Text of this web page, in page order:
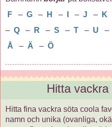
F
– G – H – – J – K
– Q – R – S – T – U –
Å
– Ä – Ö
Hitta
Hitta fina vackra söta coola
namn och unika (ovanliga,